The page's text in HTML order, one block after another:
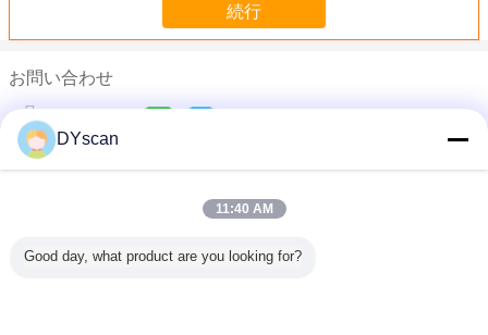
お問い合わせ
Miss Xiao
電話 :
産業等級IP65 DPM第2は手持ち型のバーコードの走査器
黒いDP8550 USB RS232の全方向性のデスクトップのバーコー
DYscan
11:40 AM
Good day, what product are you looking for?